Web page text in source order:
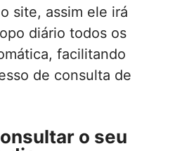
site, assim ele irá
diário todos os
facilitando
de consulta de
o seu